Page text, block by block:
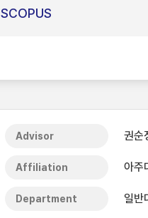
SCOPUS
Advisor 권순
Affiliation 아주
Department 일반